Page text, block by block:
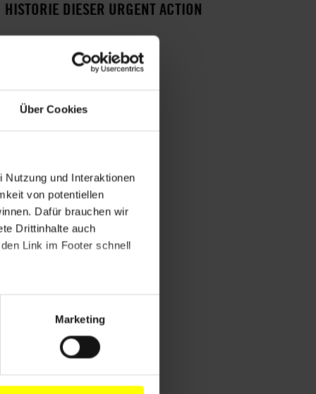
Über Cookies
Nutzung und Interaktionen
von potentiellen
Dafür brauchen wir
Drittinhalte auch
Link im Footer schnell
Marketing
HISTORIE DIESER URGENT ACTION
22. FEBRUAR 2011